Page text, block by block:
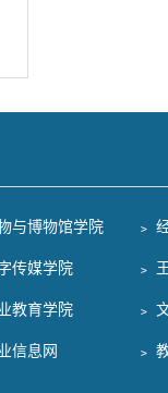
与博物馆学院 ﹥
传媒学院 ﹥
教育学院 ﹥
信息网 ﹥